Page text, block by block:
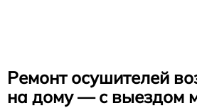
Ремонт осушителей
на дому — с выездом